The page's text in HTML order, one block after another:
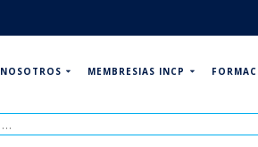
NOSOTROS MEMBRESIAS INCP